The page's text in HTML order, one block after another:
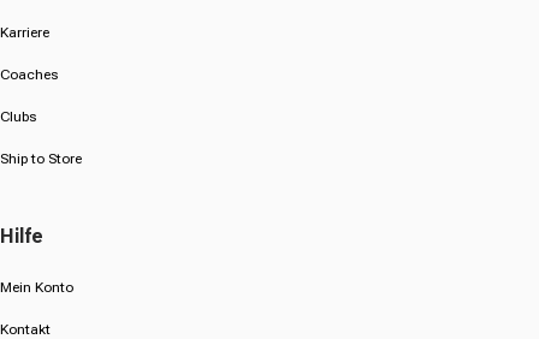
Karriere
Coaches
Clubs
Ship to Store
Hilfe
Mein Konto
Kontakt